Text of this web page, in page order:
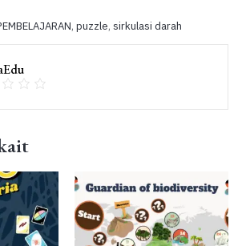
,puzzle,sirkulasi darah